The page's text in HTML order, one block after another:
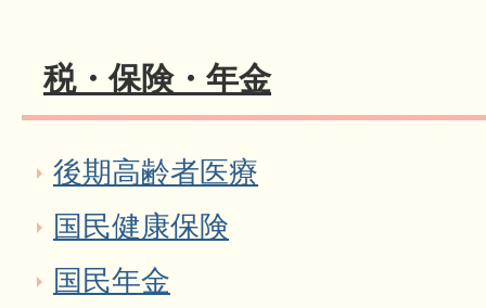
税・保険・年金
後期高齢者医療
国民健康保険
国民年金